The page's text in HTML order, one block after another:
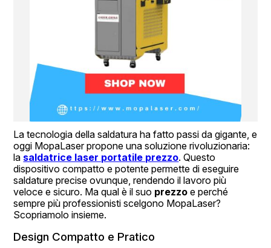
La tecnologia della saldatura ha fatto passi da gigante, e
oggi MopaLaser propone una soluzione rivoluzionaria:
la saldatrice laser portatile prezzo. Questo
dispositivo compatto e potente permette di eseguire
saldature precise ovunque, rendendo il lavoro più
veloce e sicuro. Ma qual è il suo prezzo e perché
sempre più professionisti scelgono MopaLaser?
Scopriamolo insieme.
Design Compatto e Pratico